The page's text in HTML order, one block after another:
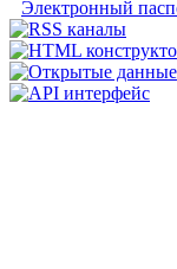
Электронный